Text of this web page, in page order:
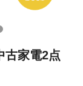
古家電2点